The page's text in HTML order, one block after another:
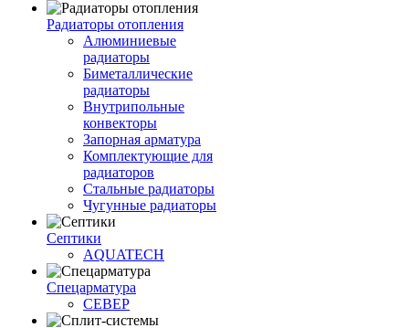
Радиаторы отопления
Алюминиевые
радиаторы
Биметаллические
радиаторы
Внутрипольные
конвекторы
Запорная арматура
Комплектующие для
радиаторов
Стальные радиаторы
Чугунные радиаторы
Септики
AQUATECH
Спецарматура
СЕВЕР